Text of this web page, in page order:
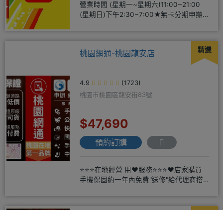
營業時間 (星期一~星期六)11:00~21:00
(星期日)下午2:30~7:00★無卡分期申辦
精選
桃園網通-桃園龍安店
4.9
(1723)
桃園市桃園區龍安街83號
$47,690
預約訂購
⭐⭐⭐在地經營 用❤️服務⭐⭐⭐❤️店家購買
手機保固約一年內免費"送修"給代理商搭